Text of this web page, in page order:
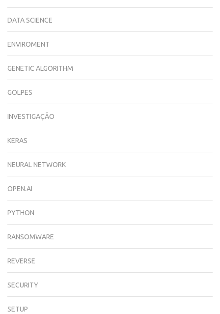
DATA SCIENCE
ENVIROMENT
GENETIC ALGORITHM
GOLPES
INVESTIGAÇÃO
KERAS
NEURAL NETWORK
OPEN.AI
PYTHON
RANSOMWARE
REVERSE
SECURITY
SETUP